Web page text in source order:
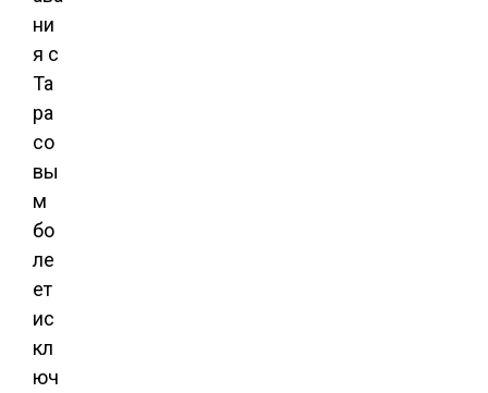
ни
я с
Та
ра
со
вы
м
бо
ле
ет
ис
кл
юч